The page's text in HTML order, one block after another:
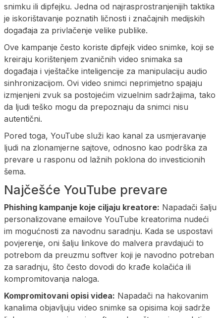
snimku ili dipfejku. Jedna od najrasprostranjenijih taktika
je iskorištavanje poznatih ličnosti i značajnih medijskih
događaja za privlačenje velike publike.
Ove kampanje često koriste dipfejk video snimke, koji se
kreiraju korištenjem zvaničnih video snimaka sa
događaja i vještačke inteligencije za manipulaciju audio
sinhronizacijom. Ovi video snimci neprimjetno spajaju
izmjenjeni zvuk sa postojećim vizuelnim sadržajima, tako
da ljudi teško mogu da prepoznaju da snimci nisu
autentični.
Pored toga, YouTube služi kao kanal za usmjeravanje
ljudi na zlonamjerne sajtove, odnosno kao podrška za
prevare u rasponu od lažnih poklona do investicionih
šema.
Najčešće YouTube prevare
Phishing kampanje koje ciljaju kreatore: Napadači šalju
personalizovane emailove YouTube kreatorima nudeći
im mogućnosti za navodnu saradnju. Kada se uspostavi
povjerenje, oni šalju linkove do malvera pravdajući to
potrebom da preuzmu softver koji je navodno potreban
za saradnju, što često dovodi do krađe kolačića ili
kompromitovanja naloga.
Kompromitovani opisi videa: Napadači na hakovanim
kanalima objavljuju video snimke sa opisima koji sadrže